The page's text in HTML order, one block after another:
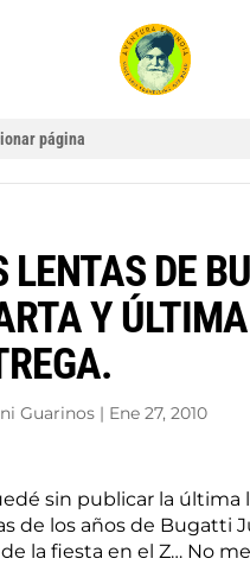
página
LENTAS DE
Y ÚLTIMA
Guarinos| Ene 27, 2010
sin publicar la última
de los años de Bugatti
la fiesta en el Z… No